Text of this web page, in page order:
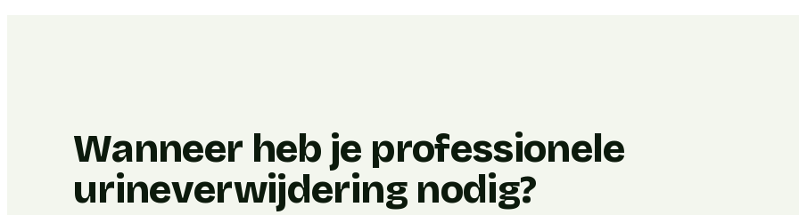
Wanneer heb je professionele
urineverwijdering nodig?